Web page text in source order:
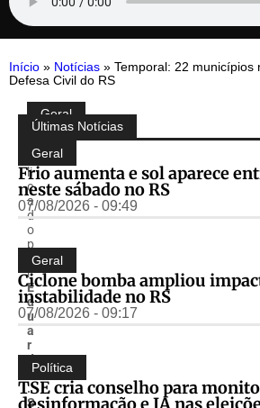
Início » Notícias » Temporal: 22 municípios
Defesa Civil do RS
Compartilhe:
Geral
P
b
li
c
a
d
o
p
o
r
E
d
u
a
r
d
o
.
S
Últimas Notícias
Geral
Frio aumenta e sol aparece
neste sábado no RS
07/08/2026 - 09:49
Geral
Ciclone bomba ampliou
instabilidade no RS
07/08/2026 - 09:17
Política
TSE cria conselho para
desinformação e IA nas